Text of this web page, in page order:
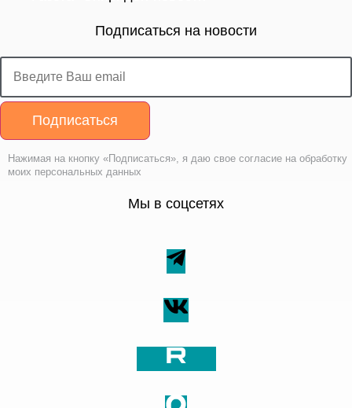
Подписаться на новости
Подписаться
Нажимая на кнопку «Подписаться», я даю свое согласие на обработку
моих персональных данных
Мы в соцсетях